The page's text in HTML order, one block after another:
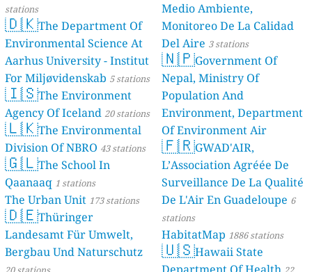
Medio Ambiente,
Monitoreo De La Calidad
Del Aire 3 stations
🇳🇵Government Of
Nepal, Ministry Of
Population And
Environment, Department
Of Environment Air
Quality Monitoring
stations
🇫🇷GWAD'AIR,
L’Association Agréée De
Surveillance De La Qualité
De L'Air En Guadeloupe 6
stations
HabitatMap 1886 stations
🇺🇸Hawaii State
stations
🇩🇰The Department Of
Environmental Science At
Aarhus University - Institut
For Miljøvidenskab 5 stations
🇮🇸The Environment
Agency Of Iceland 20 stations
🇱🇰The Environmental
Division Of NBRO 43 stations
🇬🇱The School In
Qaanaaq 1 stations
The Urban Unit 173 stations
🇩🇪Thüringer
Landesamt Für Umwelt,
Bergbau Und Naturschutz